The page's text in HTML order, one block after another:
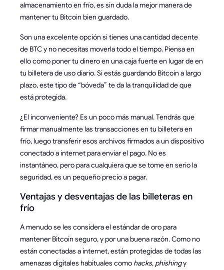
almacenamiento en frío, es sin duda la mejor manera de
mantener tu Bitcoin bien guardado.
Son una excelente opción si tienes una cantidad decente
de BTC y no necesitas moverla todo el tiempo. Piensa en
ello como poner tu dinero en una caja fuerte en lugar de en
tu billetera de uso diario. Si estás guardando Bitcoin a largo
plazo, este tipo de “bóveda” te da la tranquilidad de que
está protegida.
¿El inconveniente? Es un poco más manual. Tendrás que
firmar manualmente las transacciones en tu billetera en
frío, luego transferir esos archivos firmados a un dispositivo
conectado a internet para enviar el pago. No es
instantáneo, pero para cualquiera que se tome en serio la
seguridad, es un pequeño precio a pagar.
Ventajas y desventajas de las billeteras en
frío
A menudo se les considera el estándar de oro para
mantener Bitcoin seguro, y por una buena razón. Como no
están conectadas a internet, están protegidas de todas las
amenazas digitales habituales como hacks, phishingy